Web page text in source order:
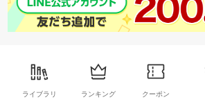
ライブラリ ランキング クーポン